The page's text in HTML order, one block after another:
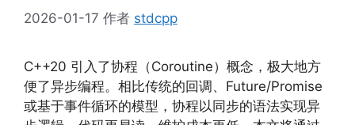
2026-01-17 作者 stdcpp
C++20 引入了协程（Coroutine）概念，极大地方
便了异步编程。相比传统的回调、Future/Promise
或基于事件循环的模型，协程以同步的语法实现异